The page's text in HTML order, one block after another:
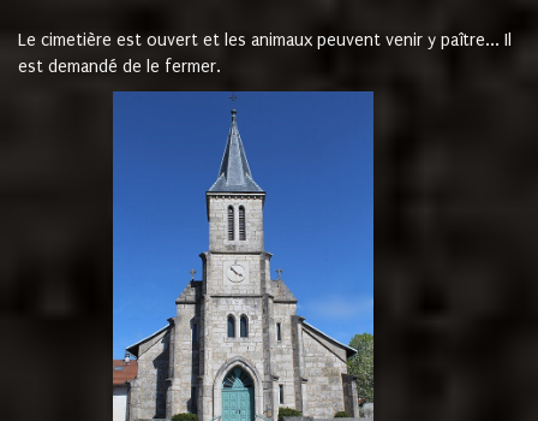
Le cimetière est ouvert et les animaux peuvent venir y paître... Il
est demandé de le fermer.